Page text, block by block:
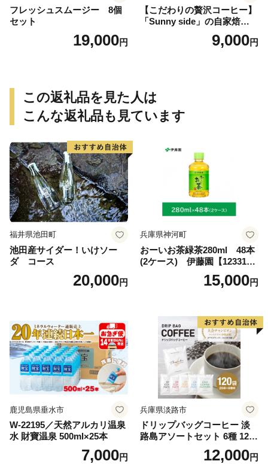
フレッシュスムージー 8個
セット
19,000円
【こだわりの贅沢コーヒー】
「Sunny side」の自家焙煎珈
琲ブレンド珈琲飲み比べセッ
9,000円
この返礼品を見た人は
こんな返礼品も見ています
福井県池田町
池田産サイダー！いけソー
ダ コース
20,000円
兵庫県神河町
おーいお茶緑茶280ml 48本
(2ケース) 伊藤園【123317
15,000円
鹿児島県垂水市
W-22195／天然アルカリ温泉
水 財寶温泉 500ml×25本
7,000円
兵庫県淡路市
ドリップバッグコーヒー 淡
路島アソートセット 6種 120
袋 飲み比べ コーヒー
12,000円